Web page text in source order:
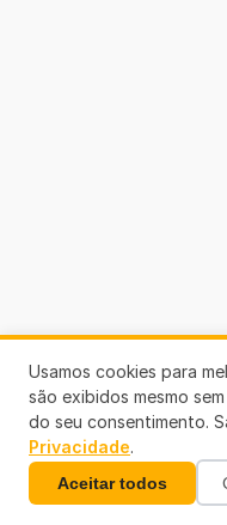
Usamos cookies para
são exibidos mesmo
do seu consentimento.
Privacidade.
Aceitar todos